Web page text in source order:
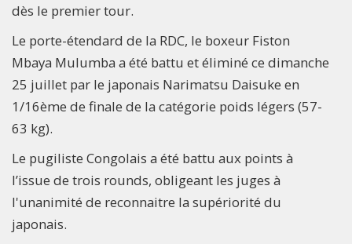
dès le premier tour.
Le porte-étendard de la RDC, le boxeur Fiston
Mbaya Mulumba a été battu et éliminé ce dimanche
25 juillet par le japonais Narimatsu Daisuke en
1/16ème de finale de la catégorie poids légers (57-
63 kg).
Le pugiliste Congolais a été battu aux points à
l’issue de trois rounds, obligeant les juges à
l'unanimité de reconnaitre la supériorité du
japonais.